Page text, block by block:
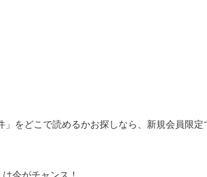
をどこで読めるかお探しなら、新規会員限定